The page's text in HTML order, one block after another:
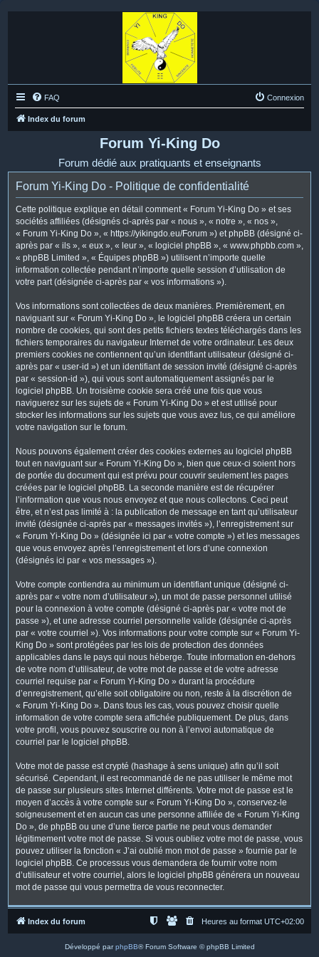
FAQ Connexion
Index du forum
Forum Yi-King Do
Forum dédié aux pratiquants et enseignants
Forum Yi-King Do - Politique de confidentialité
Cette politique explique en détail comment « Forum Yi-King Do » et ses
sociétés affiliées (désignés ci-après par « nous », « notre », « nos »,
« Forum Yi-King Do », « https://yikingdo.eu/Forum ») et phpBB (désigné ci-
après par « ils », « eux », « leur », « logiciel phpBB », « www.phpbb.com »,
« phpBB Limited », « Équipes phpBB ») utilisent n’importe quelle
information collectée pendant n’importe quelle session d’utilisation de
votre part (désignée ci-après par « vos informations »).
Vos informations sont collectées de deux manières. Premièrement, en
naviguant sur « Forum Yi-King Do », le logiciel phpBB créera un certain
nombre de cookies, qui sont des petits fichiers textes téléchargés dans les
fichiers temporaires du navigateur Internet de votre ordinateur. Les deux
premiers cookies ne contiennent qu’un identifiant utilisateur (désigné ci-
après par « user-id ») et un identifiant de session invité (désigné ci-après
par « session-id »), qui vous sont automatiquement assignés par le
logiciel phpBB. Un troisième cookie sera créé une fois que vous
naviguerez sur les sujets de « Forum Yi-King Do » et est utilisé pour
stocker les informations sur les sujets que vous avez lus, ce qui améliore
votre navigation sur le forum.
Nous pouvons également créer des cookies externes au logiciel phpBB
tout en naviguant sur « Forum Yi-King Do », bien que ceux-ci soient hors
de portée du document qui est prévu pour couvrir seulement les pages
créées par le logiciel phpBB. La seconde manière est de récupérer
l’information que vous nous envoyez et que nous collectons. Ceci peut
être, et n’est pas limité à : la publication de message en tant qu’utilisateur
invité (désignée ci-après par « messages invités »), l’enregistrement sur
« Forum Yi-King Do » (désignée ici par « votre compte ») et les messages
que vous envoyez après l’enregistrement et lors d’une connexion
(désignés ici par « vos messages »).
Votre compte contiendra au minimum un identifiant unique (désigné ci-
après par « votre nom d’utilisateur »), un mot de passe personnel utilisé
pour la connexion à votre compte (désigné ci-après par « votre mot de
passe »), et une adresse courriel personnelle valide (désignée ci-après
par « votre courriel »). Vos informations pour votre compte sur « Forum Yi-
King Do » sont protégées par les lois de protection des données
applicables dans le pays qui nous héberge. Toute information en-dehors
de votre nom d’utilisateur, de votre mot de passe et de votre adresse
courriel requise par « Forum Yi-King Do » durant la procédure
d’enregistrement, qu’elle soit obligatoire ou non, reste à la discrétion de
« Forum Yi-King Do ». Dans tous les cas, vous pouvez choisir quelle
information de votre compte sera affichée publiquement. De plus, dans
votre profil, vous pouvez souscrire ou non à l’envoi automatique de
courriel par le logiciel phpBB.
Votre mot de passe est crypté (hashage à sens unique) afin qu’il soit
sécurisé. Cependant, il est recommandé de ne pas utiliser le même mot
de passe sur plusieurs sites Internet différents. Votre mot de passe est le
moyen d’accès à votre compte sur « Forum Yi-King Do », conservez-le
soigneusement et en aucun cas une personne affiliée de « Forum Yi-King
Do », de phpBB ou une d’une tierce partie ne peut vous demander
légitimement votre mot de passe. Si vous oubliez votre mot de passe, vous
pouvez utiliser la fonction « J’ai oublié mon mot de passe » fournie par le
logiciel phpBB. Ce processus vous demandera de fournir votre nom
d’utilisateur et votre courriel, alors le logiciel phpBB générera un nouveau
mot de passe qui vous permettra de vous reconnecter.
Index du forum Heures au format UTC+02:00
Développé parphpBB® Forum Software © phpBB Limited